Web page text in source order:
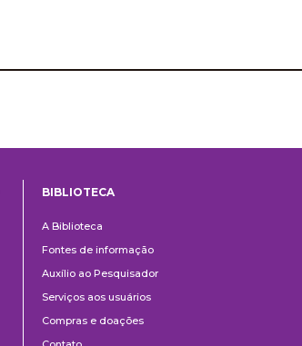
BIBLIOTECA
A Biblioteca
Fontes de informação
Auxílio ao Pesquisador
Serviços aos usuários
Compras e doações